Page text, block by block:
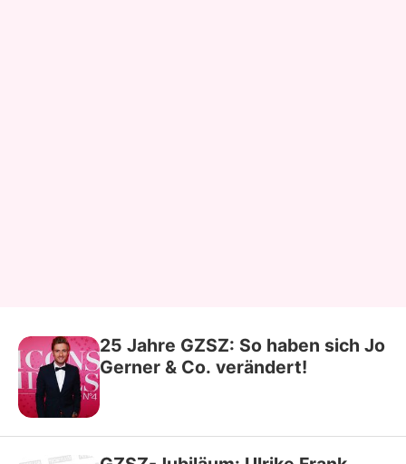
25 Jahre GZSZ: So haben sich Jo
Gerner & Co. verändert!